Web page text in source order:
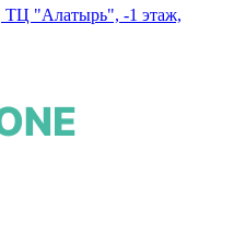
"Алатырь", -1 этаж,